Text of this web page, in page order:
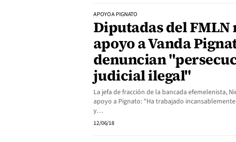
APOYO A PIGNATO
Diputadas del FMLN
apoyo a Vanda
denuncian
judicial ilegal"
La jefa de fracción de la bancada efemelenista,
apoyo a Pignato: "Ha trabajado
y…
12/06/18